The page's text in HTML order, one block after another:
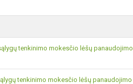
tenkinimo mokesčio lėšų panaudojimo
tenkinimo mokesčio lėšų panaudojimo